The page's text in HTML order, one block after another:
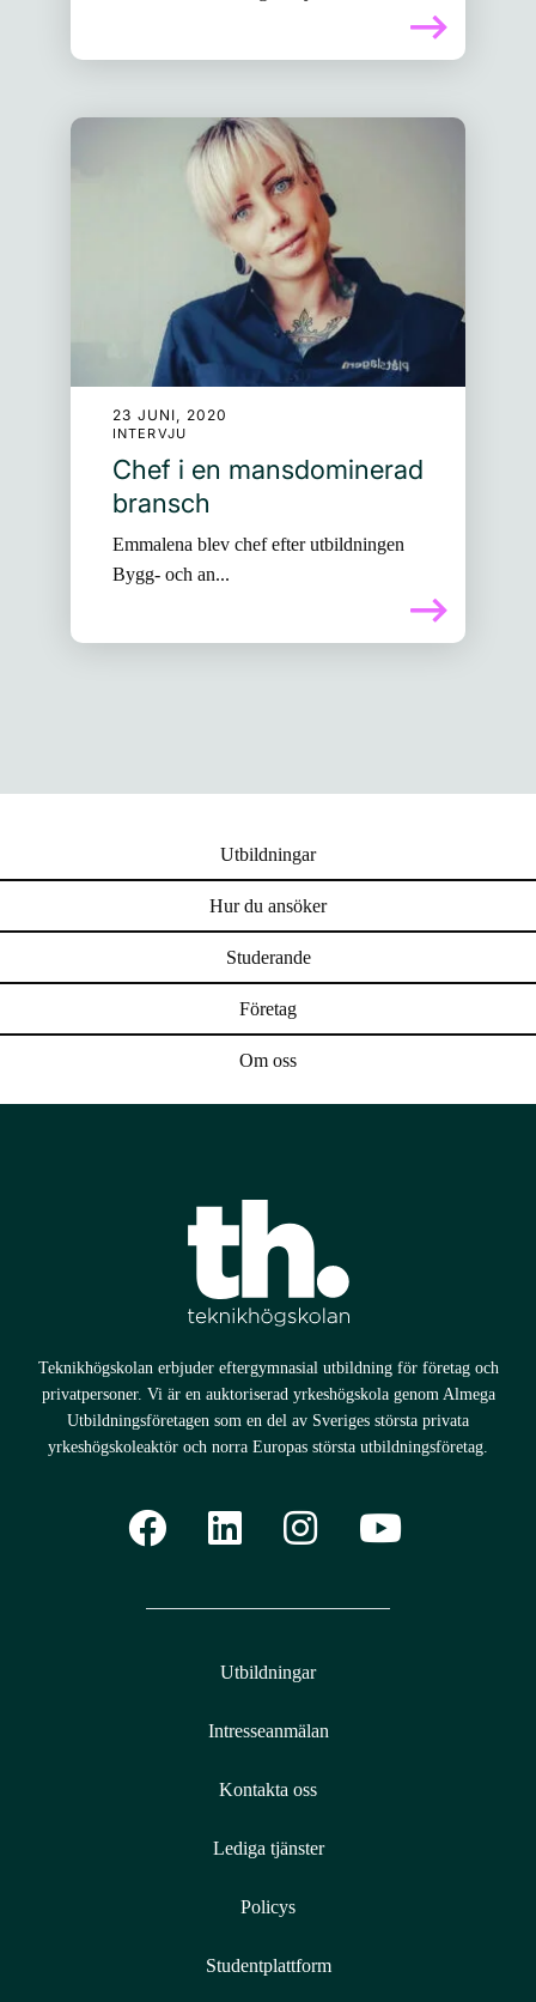
23 JUNI, 2020
INTERVJU
Chef i en mansdominerad
bransch
Emmalena blev chef efter utbildningen
Bygg- och an...
Utbildningar
Hur du ansöker
Studerande
Företag
Om oss
Teknikhögskolan erbjuder eftergymnasial utbildning för företag och
privatpersoner. Vi är en auktoriserad yrkeshögskola genom Almega
Utbildningsföretagen som en del av Sveriges största privata
yrkeshögskoleaktör och norra Europas största utbildningsföretag.
Utbildningar
Intresseanmälan
Kontakta oss
Lediga tjänster
Policys
Studentplattform